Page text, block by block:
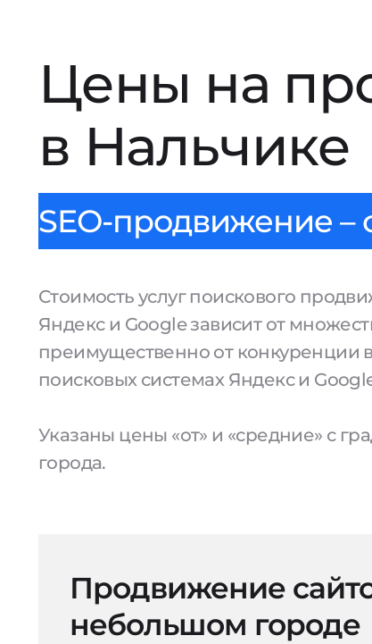
Цены на
в Нальчике
SEO-продвижение –
Стоимость услуг поискового
Яндекс и Google зависит от
преимущественно от конкуренции
поисковых системах Яндекс и
Указаны цены «от» и «средние» с
города.
Продвижение
небольшом городе